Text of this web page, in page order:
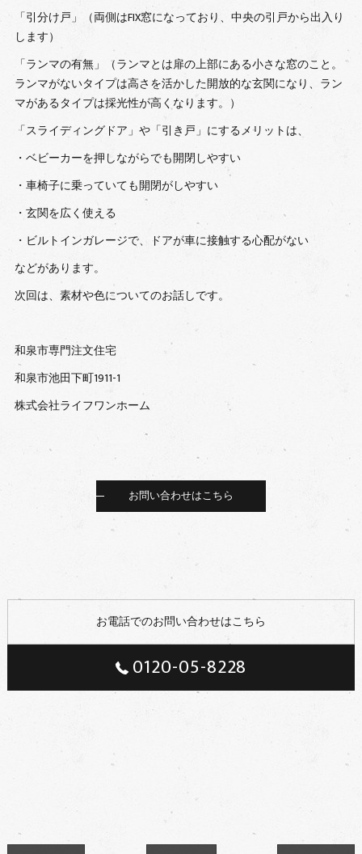
「引分け戸」（両側はFIX窓になっており、中央の引戸から出入り
します）
「ランマの有無」（ランマとは扉の上部にある小さな窓のこと。
ランマがないタイプは高さを活かした開放的な玄関になり、ラン
マがあるタイプは採光性が高くなります。）
「スライディングドア」や「引き戸」にするメリットは、
・ベビーカーを押しながらでも開閉しやすい
・車椅子に乗っていても開閉がしやすい
・玄関を広く使える
・ビルトインガレージで、ドアが車に接触する心配がない
などがあります。
次回は、素材や色についてのお話しです。
和泉市専門注文住宅
和泉市池田下町1911-1
株式会社ライフワンホーム
お問い合わせはこちら
お電話でのお問い合わせはこちら
0120-05-8228